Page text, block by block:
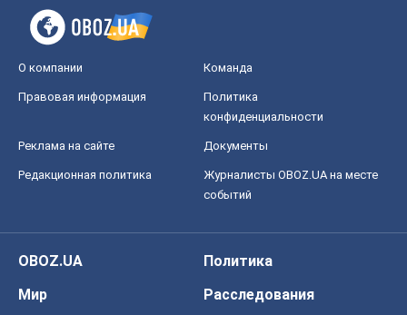
О компании Команда
Правовая информация
Политика
конфиденциальности
Реклама на сайте Документы
Редакционная политика
Журналисты OBOZ.UA на месте
событий
OBOZ.UA
Политика
Мир
Расследования